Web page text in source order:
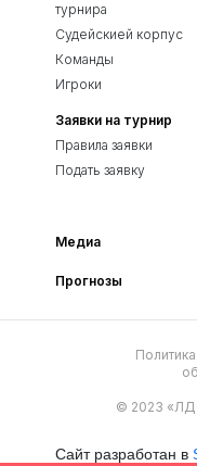
турнира
Судейскией корпус
Команды
Игроки
Заявки на турнир
Правила заявки
Подать заявку
Медиа
Прогнозы
© 2023
Сайт разработан в